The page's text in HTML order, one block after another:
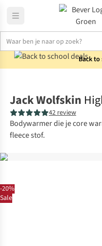
Back
-20%
Sale
Jack Wolfskin
42 review
Bodywarmer die je core
fleece stof.